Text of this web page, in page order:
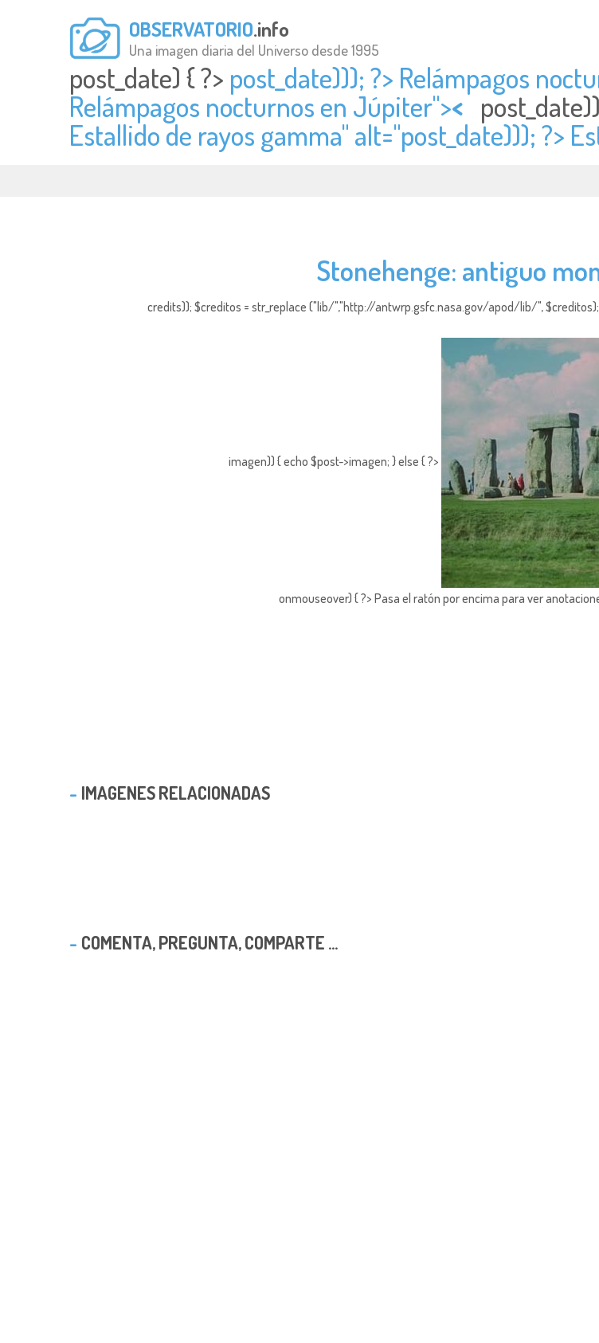
OBSERVATORIO.info
Una imagen diaria del Universo desde 1995
post_date) { ?> post_date))); ?> Relámpagos
Relámpagos nocturnos en Júpiter"><
Estallido de rayos gamma" alt="post_date))); ?>
Stonehenge: antiguo
credits)); $creditos = str_replace ("lib/","http://antwrp.gsfc.nasa.gov/apod/lib/",
imagen)) { echo $post->imagen; } else { ?>
onmouseover) { ?> Pasa el ratón por encima para ver
IMAGENES RELACIONADAS
COMENTA, PREGUNTA, COMPARTE ...